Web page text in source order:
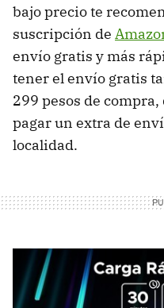
bajo precio te
suscripción de
envío gratis y más
tener el envío gratis
299 pesos de
pagar un extra de
localidad.